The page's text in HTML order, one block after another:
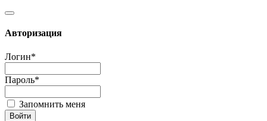
Авторизация
Логин*
Пароль*
Запомнить меня